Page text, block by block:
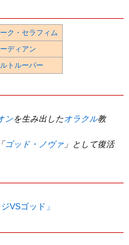
ク・セラフィム
ディアン
トルーパー
ンを生み出した オラクル教
ゴッド・ノヴァ 」として復活
VSゴッド」